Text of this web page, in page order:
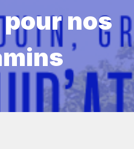
nos